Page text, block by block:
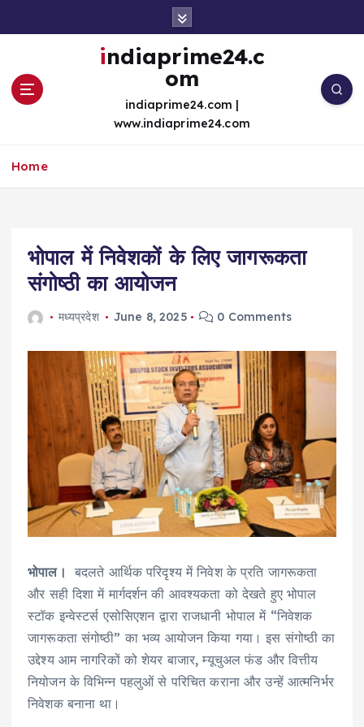
indiaprime24.c
om
indiaprime24.com |
www.indiaprime24.com
Home
भोपाल में निवेशकों के लिए जागरूकता
संगोष्ठी का आयोजन
मध्यप्रदेश June 8, 2025 0 Comments
भोपाल। बदलते आर्थिक परिदृश्य में निवेश के प्रति जागरूकता
और सही दिशा में मार्गदर्शन की आवश्यकता को देखते हुए भोपाल
स्टॉक इन्वेस्टर्स एसोसिएशन द्वारा राजधानी भोपाल में “निवेशक
जागरूकता संगोष्ठी” का भव्य आयोजन किया गया। इस संगोष्ठी का
उद्देश्य आम नागरिकों को शेयर बाजार, म्यूचुअल फंड और वित्तीय
नियोजन के विभिन्न पहलुओं से परिचित कराना और उन्हें आत्मनिर्भर
निवेशक बनाना था।